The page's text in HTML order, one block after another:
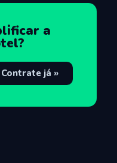
a
Contrate já »